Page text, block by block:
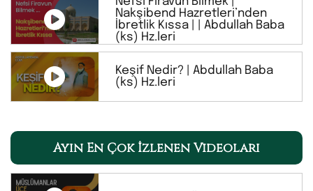
Nakşibend Hazretleri’nden
İbretlik Kıssa | | Abdullah Baba
(ks) Hz.leri
Keşif Nedir? | Abdullah Baba
(ks) Hz.leri
Ayın En Çok İzlenen Videoları